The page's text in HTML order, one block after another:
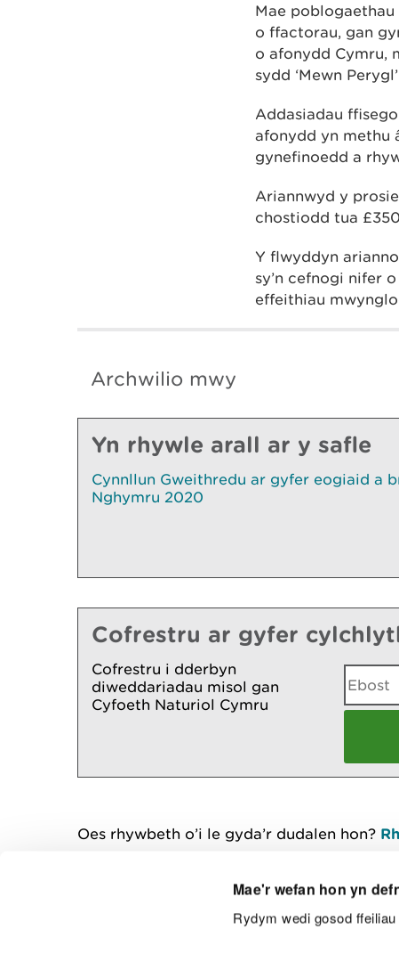
Mae'r wefan hon yn
Rydym wedi gosod
Mae
o ffactorau, gan
o afonydd Cymru,
sydd ‘Mewn
Addasiadau
afonydd yn methu
gynefinoedd a
Ariannwyd y
chostiodd tua
Y flwyddyn
sy’n cefnogi nifer
effeithiau
Archwilio mwy
Yn rhywle arall ar y safle
Cynnllun Gweithredu ar gyfer eogiaid a
Nghymru 2020
Cofrestru ar gyfer
Cofrestru i dderbyn
diweddariadau misol gan
Cyfoeth Naturiol Cymru
Oes rhywbeth o’i le gyda’r dudalen hon?